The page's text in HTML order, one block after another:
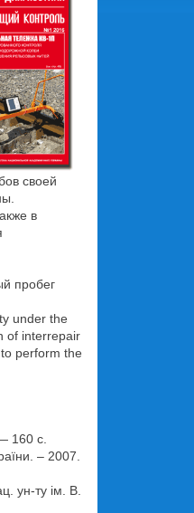
своей
в
пробег
under the
of interrepair
perform the
160 с.
– 2007.
ун-ту ім. В.